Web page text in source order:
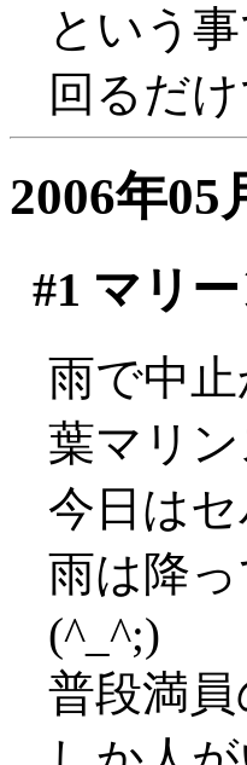
という
回るだ
2006年05
#1 マリ
雨で中
葉マリン
今日は
雨は降
(^_^;)
普段満